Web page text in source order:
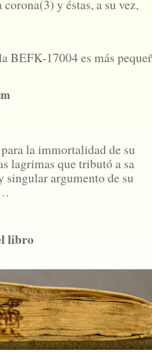
y éstas, a su vez,
BEFK-17004 es más
la immortalidad de su
lagrimas que tributó a sa
singular argumento de su
libro